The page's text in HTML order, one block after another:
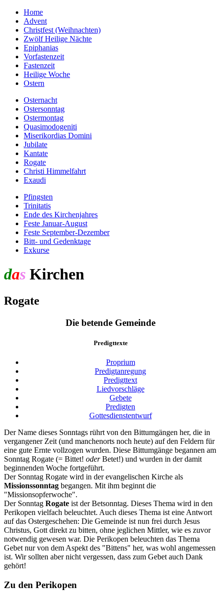
Home
Advent
Christfest (Weihnachten)
Zwölf Heilige Nächte
Epiphanias
Vorfastenzeit
Fastenzeit
Heilige Woche
Ostern
Osternacht
Ostersonntag
Ostermontag
Quasimodogeniti
Miserikordias Domini
Jubilate
Kantate
Rogate
Christi Himmelfahrt
Exaudi
Pfingsten
Trinitatis
Ende des Kirchenjahres
Feste Januar-August
Feste September-Dezember
Bitt- und Gedenktage
Exkurse
das Kirchen
Rogate
Die betende Gemeinde
Predigttexte
Proprium
Predigtanregung
Predigttext
Liedvorschläge
Gebete
Predigten
Gottesdienstentwurf
Der Name dieses Sonntags rührt von den Bittumgängen her, die in
vergangener Zeit (und manchenorts noch heute) auf den Feldern für
eine gute Ernte vollzogen wurden. Diese Bittumgänge begannen am
Sonntag Rogate (= Bittet! oderBetet!) und wurden in der damit
beginnenden Woche fortgeführt.
Der Sonntag Rogate wird in der evangelischen Kirche als
Missionssonntag begangen. Mit ihm beginnt die
"Missionsopferwoche".
Der Sonntag Rogate ist der Betsonntag. Dieses Thema wird in den
Perikopen vielfach beleuchtet. Auch dieses Thema ist eine Antwort
auf das Ostergeschehen: Die Gemeinde ist nun frei durch Jesus
Christus, Gott direkt zu bitten, ohne jeglichen Mittler, wie es zuvor
notwendig gewesen war. Die Perikopen beleuchten das Thema
Gebet nur von dem Aspekt des "Bittens" her, was wohl angemessen
ist. Wir sollten aber nicht vergessen, dass zum Gebet auch Dank
gehört!
Zu den Perikopen